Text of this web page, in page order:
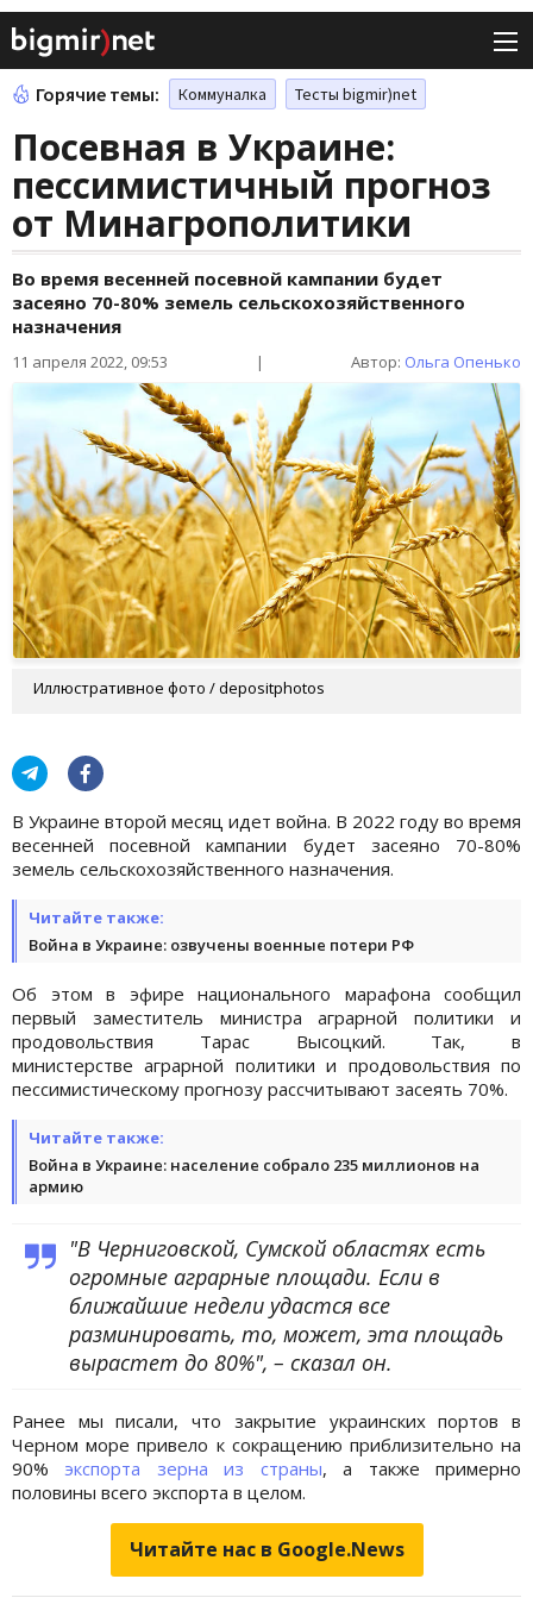
Горячие темы: Коммуналка Тесты bigmir)net
Посевная в Украине:
пессимистичный прогноз
от Минагрополитики
Во время весенней посевной кампании будет
засеяно 70-80% земель сельскохозяйственного
назначения
11 апреля 2022, 09:53 | Автор: Ольга Опенько
Иллюстративное фото / depositphotos
В Украине второй месяц идет война. В 2022 году во время
весенней посевной кампании будет засеяно 70-80%
земель сельскохозяйственного назначения.
Читайте также:
Война в Украине: озвучены военные потери РФ
Об этом в эфире национального марафона сообщил
первый заместитель министра аграрной политики и
продовольствия Тарас Высоцкий. Так, в
министерстве аграрной политики и продовольствия по
пессимистическому прогнозу рассчитывают засеять 70%.
Читайте также:
Война в Украине: население собрало 235 миллионов на
армию
"В Черниговской, Сумской областях есть
огромные аграрные площади. Если в
ближайшие недели удастся все
разминировать, то, может, эта площадь
вырастет до 80%", – сказал он.
Ранее мы писали, что закрытие украинских портов в
Черном море привело к сокращению приблизительно на
90% экспорта зерна из страны, а также примерно
половины всего экспорта в целом.
Читайте нас в Google.News